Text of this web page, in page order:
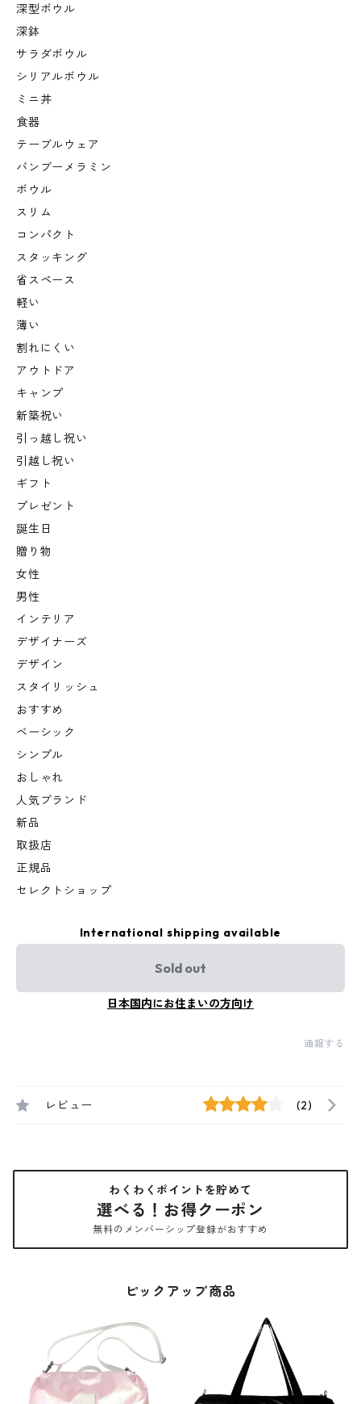
深型ボウル
深鉢
サラダボウル
シリアルボウル
ミニ丼
食器
テーブルウェア
バンブーメラミン
ボウル
スリム
コンパクト
スタッキング
省スペース
軽い
薄い
割れにくい
アウトドア
キャンプ
新築祝い
引っ越し祝い
引越し祝い
ギフト
プレゼント
誕生日
贈り物
女性
男性
インテリア
デザイナーズ
デザイン
スタイリッシュ
おすすめ
ベーシック
シンプル
おしゃれ
人気ブランド
新品
取扱店
正規品
セレクトショップ
International shipping available
Sold out
日本国内にお住まいの方向け
通報する
レビュー (2)
わくわくポイントを貯めて
選べる！お得クーポン
無料のメンバーシップ登録がおすすめ
ピックアップ商品